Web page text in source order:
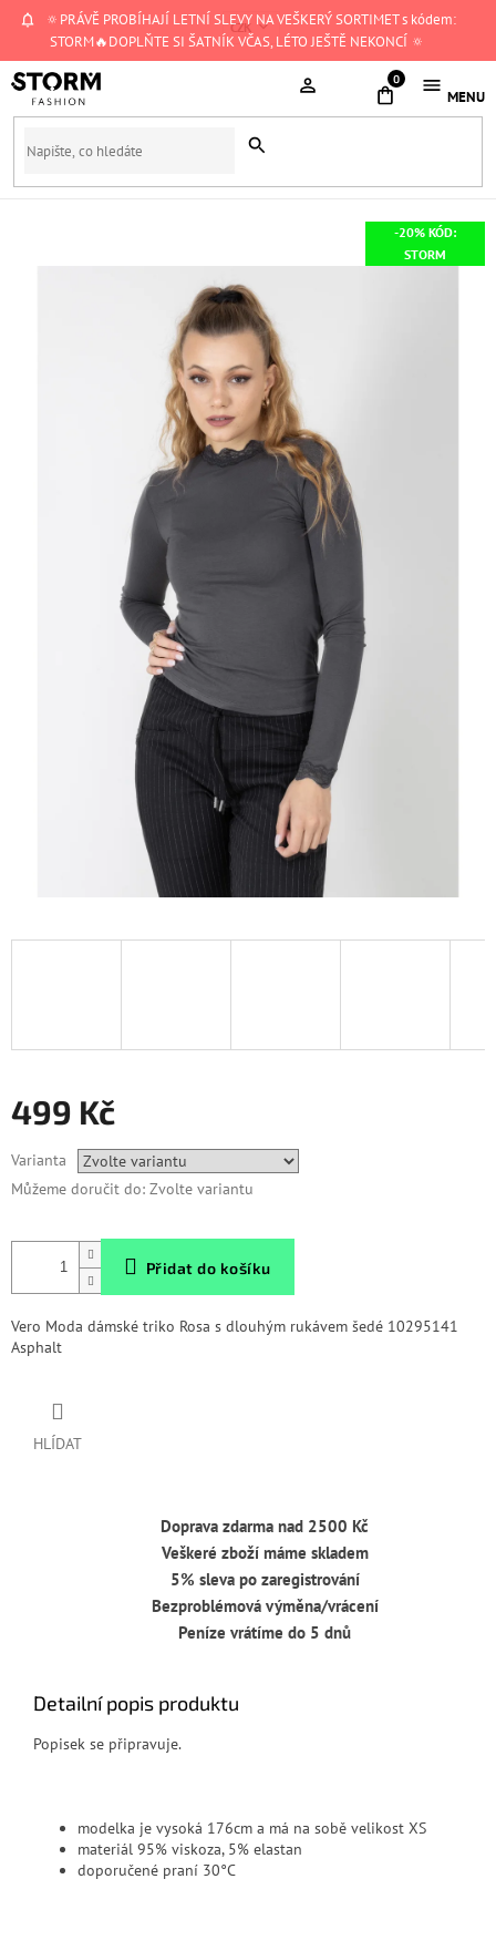
Přejít
🔅PRÁVĚ PROBÍHAJÍ LETNÍ SLEVY NA VEŠKERÝ SORTIMET s kódem:
STORM🔥DOPLŇTE SI ŠATNÍK VČAS, LÉTO JEŠTĚ NEKONCÍ 🔅
CZK
NÁKUPNÍ
-20% KÓD:
STORM
499 Kč
cena:
Varianta
Můžeme doručit do: Zvolte variantu
Přidat do košíku
Vero Moda dámské triko Rosa s dlouhým rukávem šedé 10295141
Asphalt
HLÍDAT
Doprava zdarma nad 2500 Kč
Veškeré zboží máme skladem
5% sleva po zaregistrování
Bezproblémová výměna/vrácení
Peníze vrátíme do 5 dnů
Detailní popis produktu
Popisek se připravuje.
modelka je vysoká 176cm a má na sobě velikost XS
materiál 95% viskoza, 5% elastan
doporučené praní 30°C